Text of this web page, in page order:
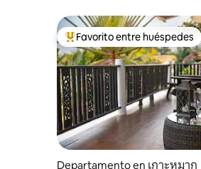
De los mejores en Favorito
Favorito entre huéspedes
Departamento en เกาะหมาก